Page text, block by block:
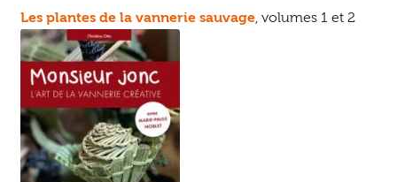
Les plantes de la vannerie sauvage, volumes 1 et 2